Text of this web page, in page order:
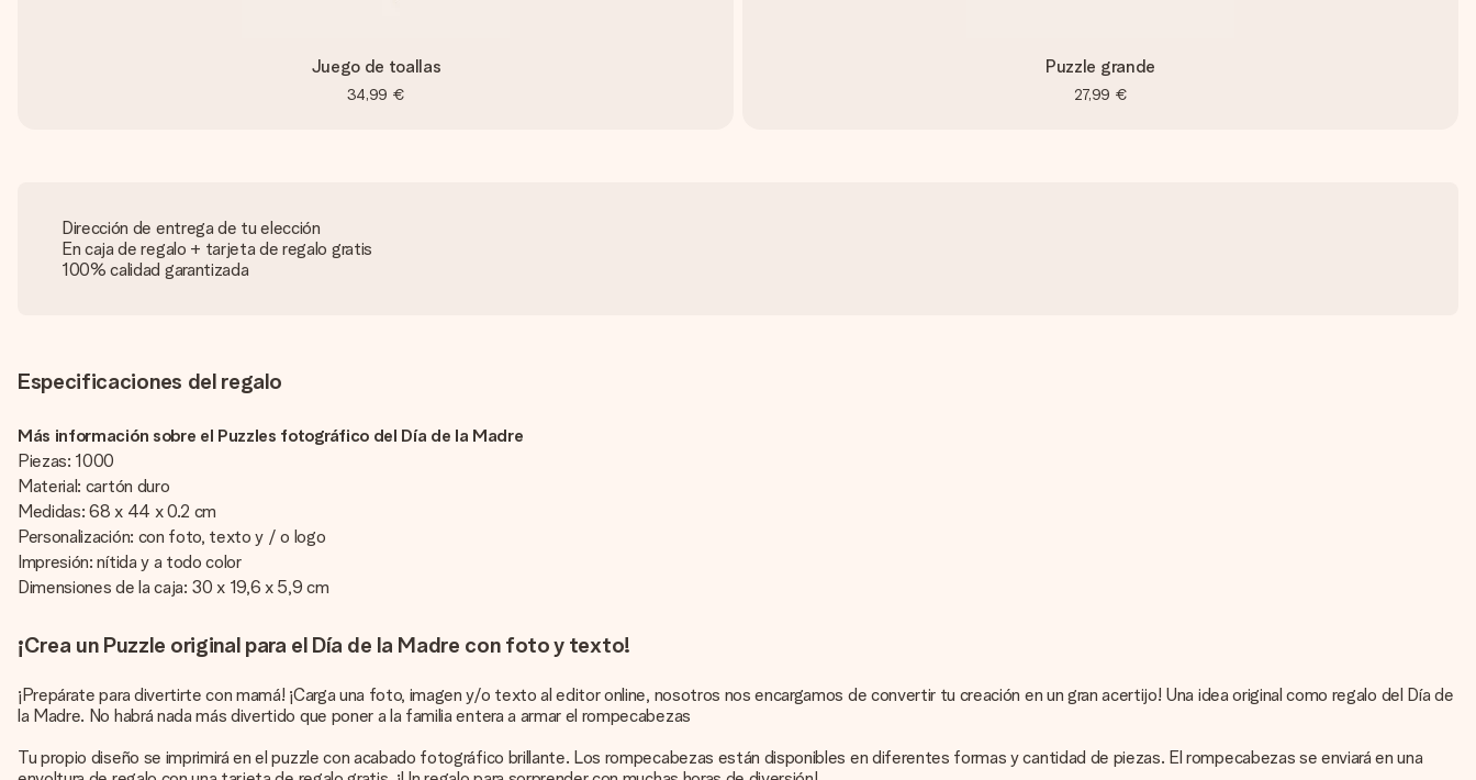
Juego de toallas
34,99 €
Puzzle grande
27,99 €
Dirección de entrega de tu elección
En caja de regalo + tarjeta de regalo gratis
100% calidad garantizada
Especificaciones del regalo
Más información sobre el Puzzles fotográfico del Día de la Madre
Piezas: 1000
Material: cartón duro
Medidas: 68 x 44 x 0.2 cm
Personalización: con foto, texto y / o logo
Impresión: nítida y a todo color
Dimensiones de la caja: 30 x 19,6 x 5,9 cm
¡Crea un Puzzle original para el Día de la Madre con foto y texto!
¡Prepárate para divertirte con mamá! ¡Carga una foto, imagen y/o texto al editor online, nosotros nos encargamos de convertir tu creación en un gran acertijo! Una idea original como regalo del Día de
la Madre. No habrá nada más divertido que poner a la familia entera a armar el rompecabezas
Tu propio diseño se imprimirá en el puzzle con acabado fotográfico brillante. Los rompecabezas están disponibles en diferentes formas y cantidad de piezas. El rompecabezas se enviará en una